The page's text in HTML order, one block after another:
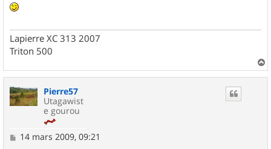
Lapierre XC 313 2007
Triton 500
a
Pierre57
Utagawist
e gourou
M14 mars 2009, 09:21